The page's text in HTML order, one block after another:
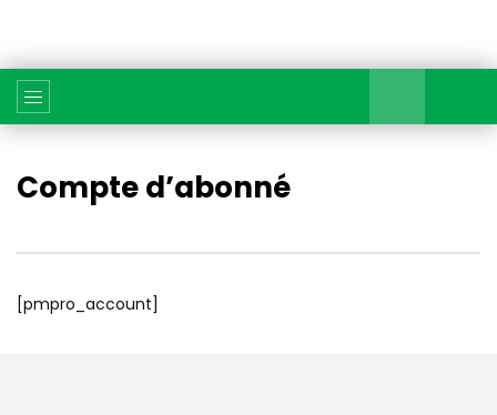
Compte d’abonné
[pmpro_account]